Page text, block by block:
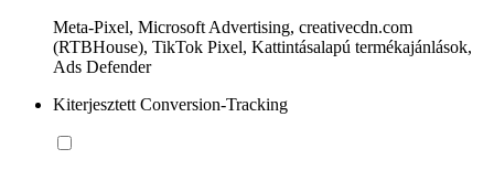
Meta-Pixel, Microsoft Advertising, creativecdn.com
(RTBHouse), TikTok Pixel, Kattintásalapú termékajánlások,
Ads Defender
Kiterjesztett Conversion-Tracking